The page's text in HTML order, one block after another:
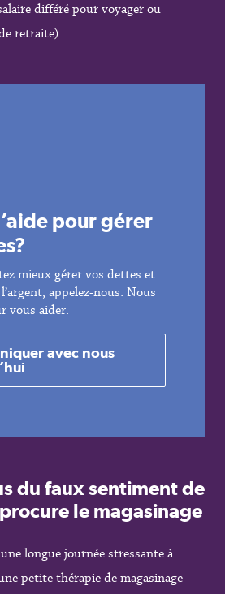
différé pour voyager ou
retraite).
pour gérer
?
mieux gérer vos dettes et
appelez-nous. Nous
vous aider.
avec nous
du faux sentiment de
le magasinage
longue journée stressante à
petite thérapie de magasinage